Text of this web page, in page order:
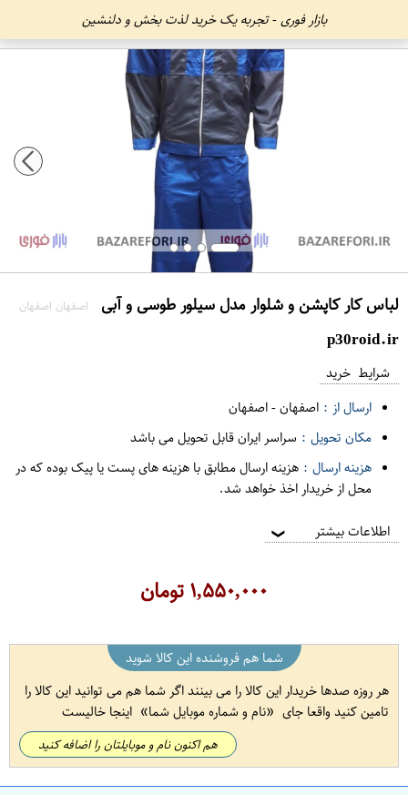
بازار فوری - تجربه یک خرید لذت بخش و دلنشین
لباس کار کاپشن و شلوار مدل سیلور طوسی و آبی اصفهان اصفهان
p30roid.ir
شرایط خرید
ارسال از : اصفهان-اصفهان
مکان تحویل : سراسر ایران قابل تحویل می باشد
هزینه ارسال : هزینه ارسال مطابق با هزینه های پست یا پیک بوده که در
محل از خریدار اخذ خواهد شد.
اطلاعات بیشتر ❯
۱,۵۵۰,۰۰۰تومان
شما هم فروشنده این کالا شوید
هر روزه صدها خریدار این کالا را می بینند اگر شما هم می توانید این کالا را
تامین کنید واقعا جای
نام و شماره موبایل شما اینجا خالیست
هم اکنون نام و موبایلتان را اضافه کنید